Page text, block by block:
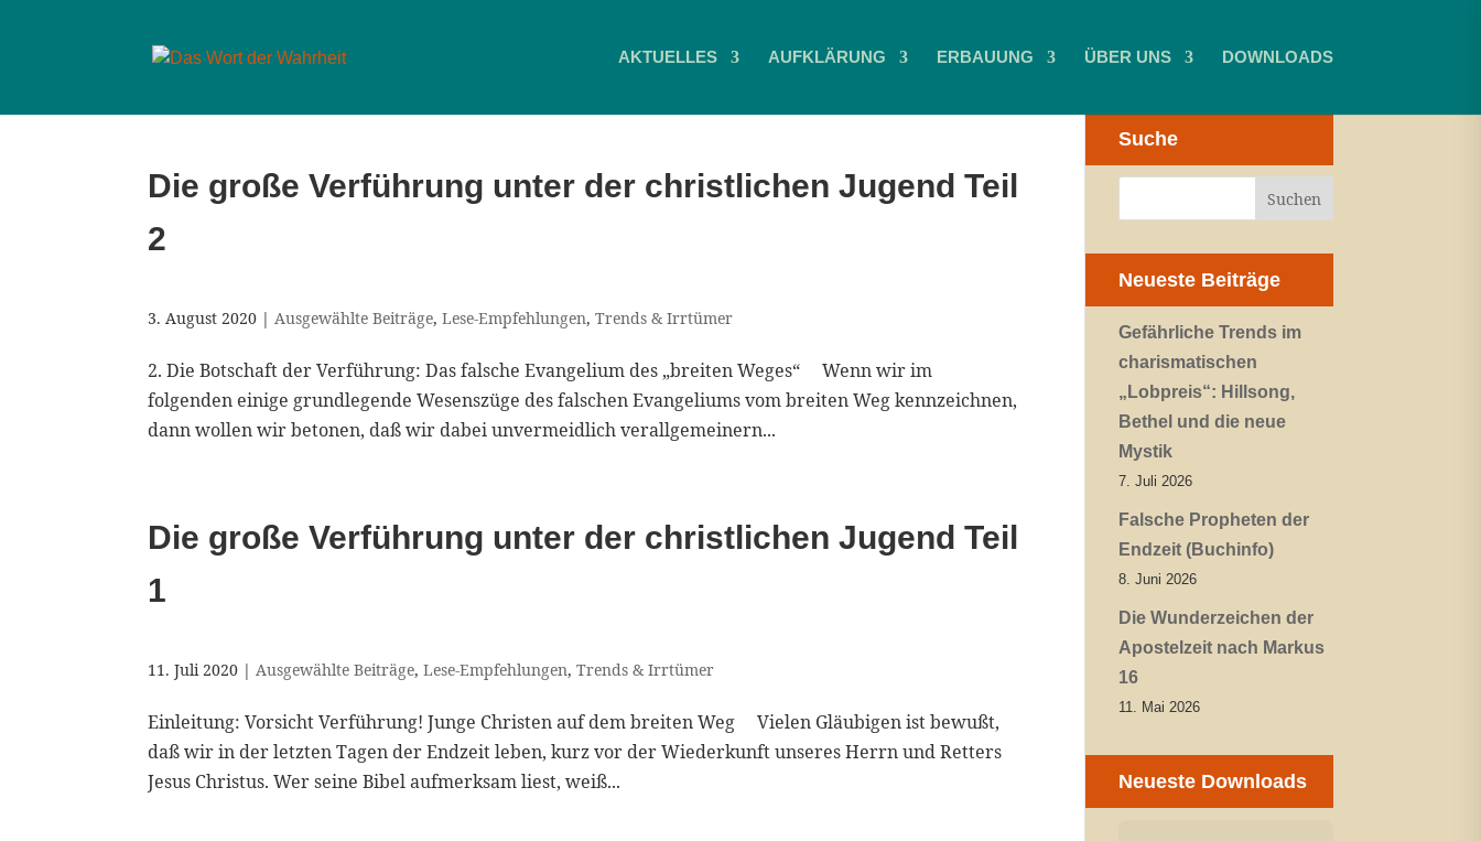
AKTUELLES AUFKLÄRUNG ERBAUUNG ÜBER UNS DOWNLOADS
Die große Verführung unter der christlichen Jugend Teil
2
3. August 2020 | Ausgewählte Beiträge,Lese-Empfehlungen,Trends & Irrtümer
2. Die Botschaft der Verführung: Das falsche Evangelium des „breiten Weges“ Wenn wir im
folgenden einige grundlegende Wesenszüge des falschen Evangeliums vom breiten Weg kennzeichnen,
dann wollen wir betonen, daß wir dabei unvermeidlich verallgemeinern...
Die große Verführung unter der christlichen Jugend Teil
1
11. Juli 2020 |Ausgewählte Beiträge,Lese-Empfehlungen,Trends & Irrtümer
Einleitung: Vorsicht Verführung! Junge Christen auf dem breiten Weg Vielen Gläubigen ist bewußt,
daß wir in der letzten Tagen der Endzeit leben, kurz vor der Wiederkunft unseres Herrn und Retters
Jesus Christus. Wer seine Bibel aufmerksam liest, weiß...
Suche
Neueste Beiträge
Gefährliche Trends im
charismatischen
„Lobpreis“: Hillsong,
Bethel und die neue
Mystik
7. Juli 2026
Falsche Propheten der
Endzeit (Buchinfo)
8. Juni 2026
Die Wunderzeichen der
Apostelzeit nach Markus
16
11. Mai 2026
Neueste Downloads